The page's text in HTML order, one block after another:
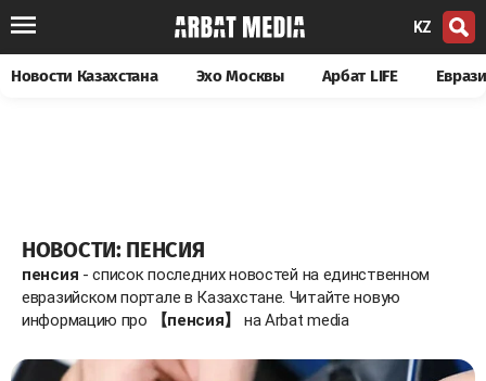
KZ
Новости Казахстана Эхо Москвы Арбат LIFE
НОВОСТИ: ПЕНСИЯ
пенсия - список последних новостей на единственном
евразийском портале в Казахстане. Читайте новую
информацию про
【пенсия】 на Arbat media